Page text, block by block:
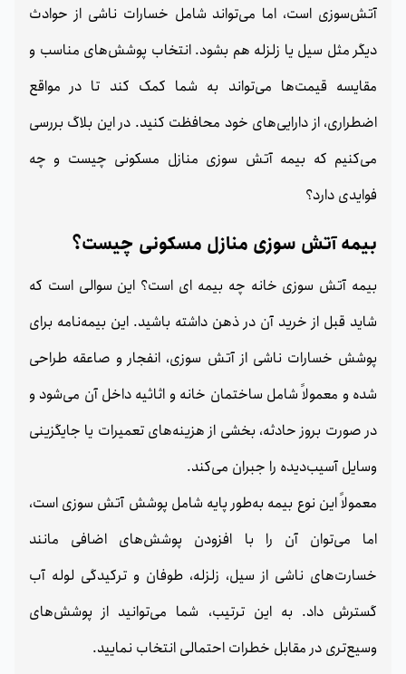
آتش‌سوزی است، اما می‌تواند شامل خسارات ناشی از حوادث
دیگر مثل سیل یا زلزله هم بشود. انتخاب پوشش‌های مناسب و
مقایسه قیمت‌ها می‌تواند به شما کمک کند تا در مواقع
اضطراری، از دارایی‌های خود محافظت کنید. در این بلاگ بررسی
می‌کنیم که بیمه آتش سوزی منازل مسکونی چیست و چه
فوایدی دارد؟
بیمه آتش سوزی منازل مسکونی چیست؟
بیمه آتش سوزی خانه چه بیمه ای است؟ این سوالی است که
شاید قبل از خرید آن در ذهن داشته باشید. این بیمه‌نامه برای
پوشش خسارات ناشی از آتش‌ سوزی، انفجار و صاعقه طراحی
شده و معمولاً شامل ساختمان خانه و اثاثیه داخل آن می‌شود و
در صورت بروز حادثه، بخشی از هزینه‌های تعمیرات یا جایگزینی
وسایل آسیب‌دیده را جبران می‌کند.
معمولاً این نوع بیمه به‌طور پایه شامل پوشش آتش‌ سوزی است،
اما می‌توان آن را با افزودن پوشش‌های اضافی مانند
خسارت‌های ناشی از سیل، زلزله، طوفان و ترکیدگی لوله آب
گسترش داد. به این ترتیب، شما می‌توانید از پوشش‌های
وسیع‌تری در مقابل خطرات احتمالی انتخاب نمایید.